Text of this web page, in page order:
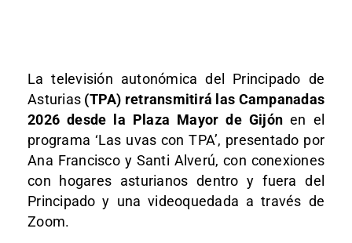
La televisión autonómica del Principado de
Asturias (TPA) retransmitirá las Campanadas
2026 desde la Plaza Mayor de Gijón en el
programa ‘Las uvas con TPA’, presentado por
Ana Francisco y Santi Alverú, con conexiones
con hogares asturianos dentro y fuera del
Principado y una videoquedada a través de
Zoom.